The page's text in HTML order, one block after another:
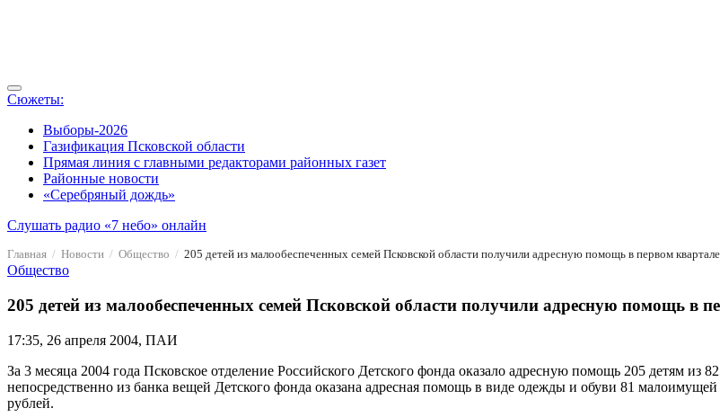
Сюжеты:
Выборы-2026
Газификация Псковской области
Прямая линия с главными редакторами районных газет
Районные новости
«Серебряный дождь»
Слушать радио «7 небо» онлайн
Главная Новости Общество 205 детей из малообеспеченных семей Псковской области получили адресную помощь в первом
Общество
205 детей из малообеспеченных семей Псковской области получили адресную помощь в
17:35, 26 апреля 2004, ПАИ
За 3 месяца 2004 года Псковское отделение Российского Детского фонда оказало адресную помощь 205 детям
непосредственно из банка вещей Детского фонда оказана адресная помощь в виде одежды и обуви 81
рублей.